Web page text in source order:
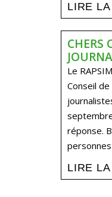
LIRE
CHERS
Le
Conseil
réponse.
LIRE